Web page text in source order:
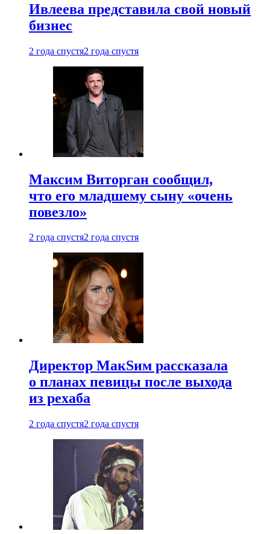
Ивлеева представила свой новый
бизнес
2 года спустя2 года спустя
Максим Виторган сообщил,
что его младшему сыну «очень
повезло»
2 года спустя2 года спустя
Директор МакSим рассказала
о планах певицы после выхода
из рехаба
2 года спустя2 года спустя